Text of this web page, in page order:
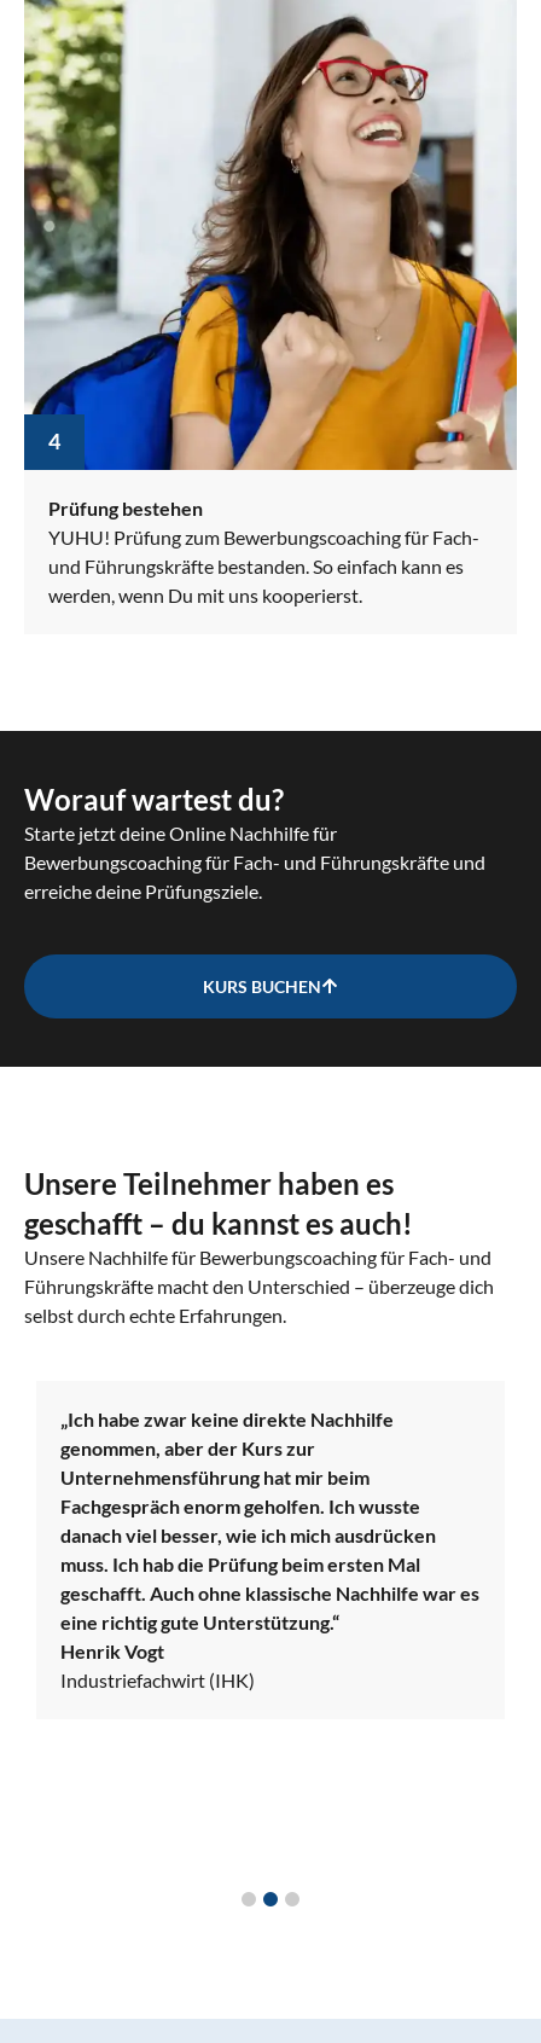
4
Prüfung bestehen
YUHU! Prüfung zum Bewerbungscoaching für Fach-
und Führungskräfte bestanden. So einfach kann es
werden, wenn Du mit uns kooperierst.
Worauf wartest du?
Starte jetzt deine Online Nachhilfe für
Bewerbungscoaching für Fach- und Führungskräfte und
erreiche deine Prüfungsziele.
KURS BUCHEN
Unsere Teilnehmer haben es
geschafft – du kannst es auch!
Unsere Nachhilfe für Bewerbungscoaching für Fach- und
Führungskräfte macht den Unterschied – überzeuge dich
selbst durch echte Erfahrungen.
„Ich habe zwar keine direkte Nachhilfe
genommen, aber der Kurs zur
Unternehmensführung hat mir beim
Fachgespräch enorm geholfen. Ich wusste
danach viel besser, wie ich mich ausdrücken
muss. Ich hab die Prüfung beim ersten Mal
geschafft. Auch ohne klassische Nachhilfe war es
eine richtig gute Unterstützung.“
Henrik Vogt
Industriefachwirt (IHK)